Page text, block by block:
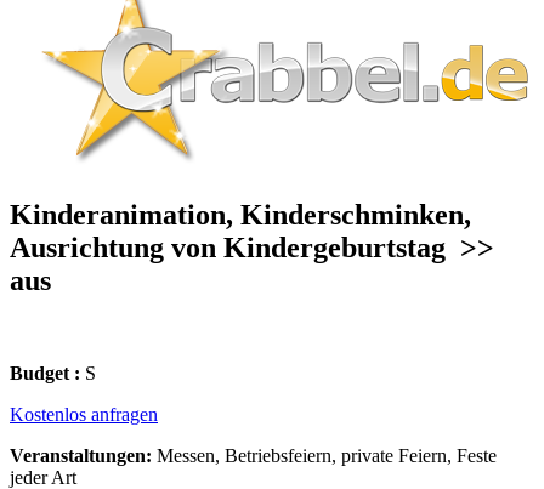
Kinderanimation, Kinderschminken,
Ausrichtung von Kindergeburtstag >>
aus
Budget : S
Kostenlos anfragen
Veranstaltungen: Messen, Betriebsfeiern, private Feiern, Feste
jeder Art